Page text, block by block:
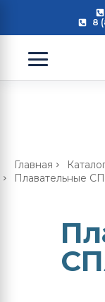
8
Главная
Плавательные